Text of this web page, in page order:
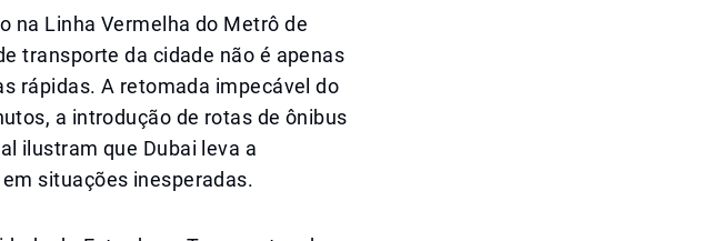
na Linha Vermelha do Metrô de
transporte da cidade não é apenas
rápidas. A retomada impecável do
a introdução de rotas de ônibus
ilustram que Dubai leva a
situações inesperadas.